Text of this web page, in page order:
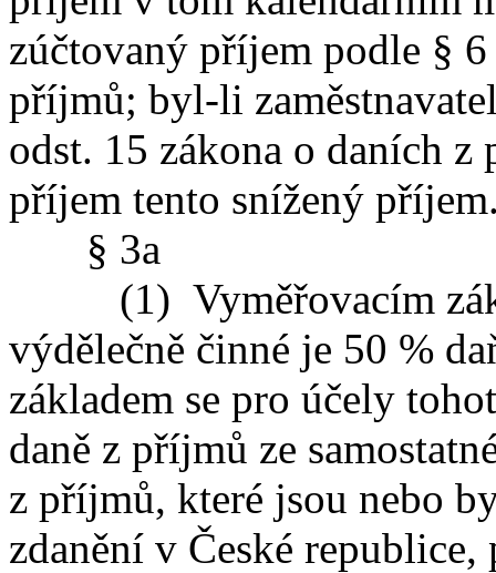
zúčtovaný příjem podle §
příjmů; byl-li
odst. 15 zákona o daních
příjem tento snížený
§ 3a
(1) Vyměřovacím
výdělečně činné je 50 %
základem se pro účely
daně z příjmů ze
z příjmů, které jsou nebo
zdanění v České